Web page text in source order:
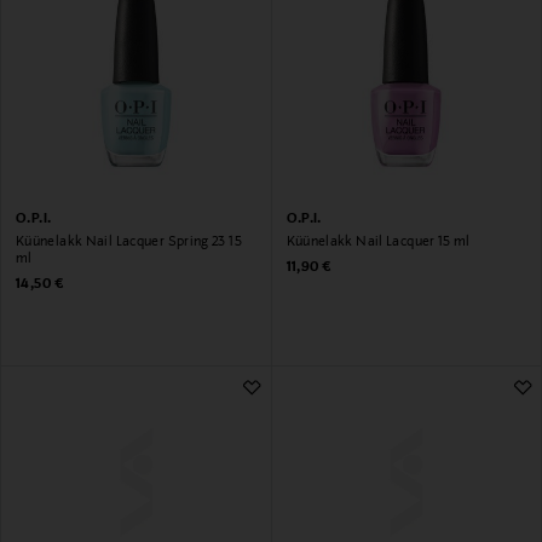
O.P.I.
Küünelakk Nail Lacquer Spring 23 15
ml
Original Price
14,50 €
O.P.I.
Küünelakk Nail Lacquer 15 ml
Original Price
11,90 €